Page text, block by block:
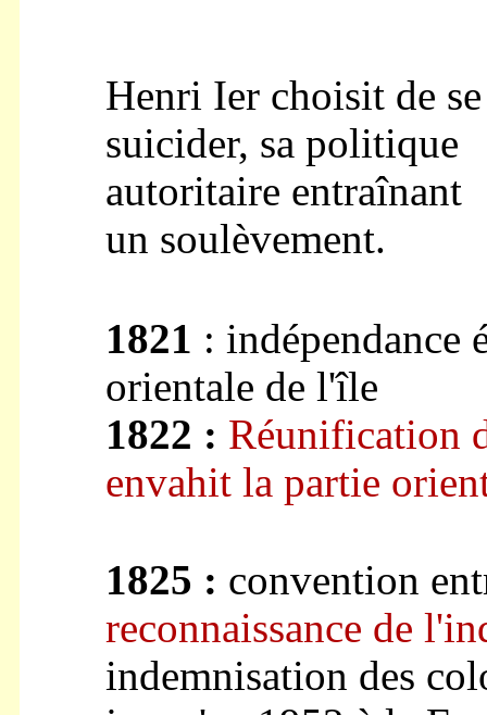
Henri Ier choisit de se
suicider, sa politique
autoritaire entraînant
un soulèvement.
1821 : indépendance
orientale de l'île
1822 : Réunification
envahit la partie
1825 : convention
reconnaissance de
indemnisation des